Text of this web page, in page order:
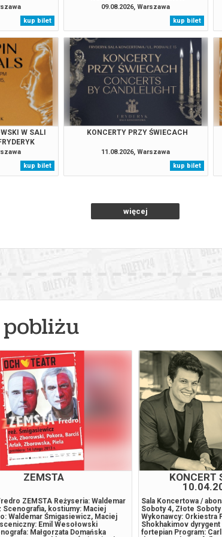
, g. 17:30(piątek) Fryderyk
, g. 19:00(piątek) Fryderyk
, g. 20:55 (piątek) Fryderyk
, g. 14:30(sobota) Fryderyk
, g. 16:00 Fryderyk
Fryderyk
, g. 20:55(sobota) Fryderyk
, g. 14:00 (niedziela)
, g. 19:00
, g. 20:55(niedziela) Fryderyk
, g. 14:30(poniedziałek) Fryderyk
, g. 16:00(poniedziałek) Fryderyk
, g. 17:30(poniedziałek) Fryderyk
, g. 19:00 (poniedziałek) Fryderyk
, g. 20:55(poniedziałek) Fryderyk
kup bilet
09.08.2026, Warszawa
kup bilet
W SALI
kup bilet
KONCERTY PRZY ŚWIECACH
11.08.2026, Warszawa
kup bilet
więcej
ZEMSTA
ZEMSTA Reżyseria: Waldemar
Scenografia, kostiumy: Maciej
Waldemar Śmigasiewicz, Maciej
Emil Wesołowski
Małgorzata Domańska
KONCERT
Sala Koncertowa /
Soboty 4, Złote
Wykonawcy: Orkiestra
Shokhakimov
fortepian Program: